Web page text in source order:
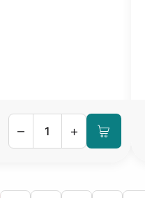
– +